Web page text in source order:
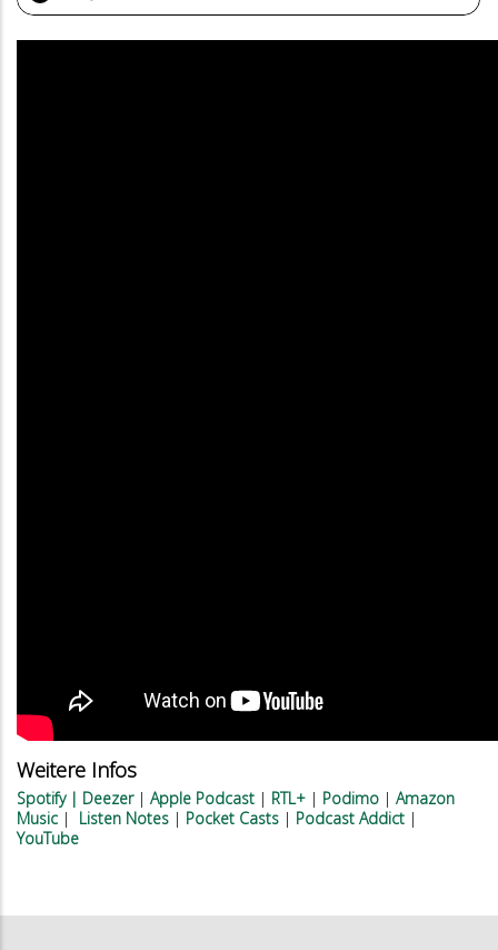
Weitere Infos
Spotify| Deezer| Apple Podcast | RTL+ | Podimo | Amazon
Music | Listen Notes | Pocket Casts | Podcast Addict |
YouTube